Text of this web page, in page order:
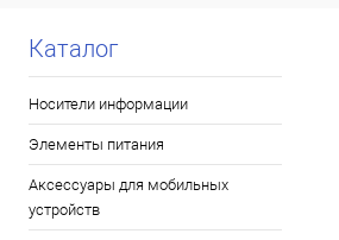
Каталог
Носители информации
Элементы питания
Аксессуары для мобильных
устройств